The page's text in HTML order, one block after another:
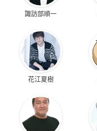
諏訪部順一
花江夏樹